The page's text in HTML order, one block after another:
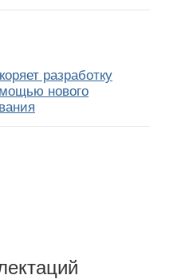
разработку
нового